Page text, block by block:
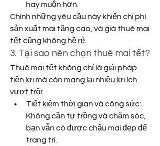
hay muộn hơn.
Chính những yêu cầu này khiến chi phí
sản xuất mai tăng cao, và giá thuê mai
tết cũng không hề rẻ.
3. Tại sao nên chọn thuê mai tết?
Thuê mai tết không chỉ là giải pháp
tiện lợi mà còn mang lại nhiều lợi ích
vượt trội:
Tiết kiệm thời gian và công sức:
Không cần tự trồng và chăm sóc,
bạn vẫn có được chậu mai đẹp để
trang trí.